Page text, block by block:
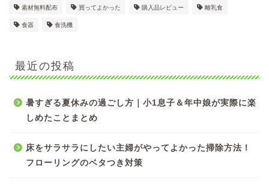
素材無料配布 買ってよかった 購入品レビュー 離乳食
食器 食洗機
最近の投稿
暑すぎる夏休みの過ごし方｜小1息子＆年中娘が実際に楽
しめたことまとめ
床をサラサラにしたい主婦がやってよかった掃除方法！
フローリングのベタつき対策